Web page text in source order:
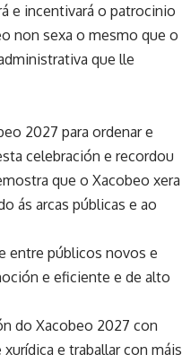
e incentivará o patrocinio
non sexa o mesmo que o
que lle
2027 para ordenar e
celebración e recordou
que o Xacobeo xera
ás arcas públicas e ao
entre públicos novos e
e eficiente e de alto
do Xacobeo 2027 con
e traballar con máis